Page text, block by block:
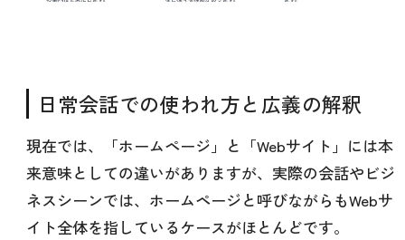
日常会話での使われ方と広義の解釈
現在では、「ホームページ」と「Webサイト」には本
来意味としての違いがありますが、実際の会話やビジ
ネスシーンでは、ホームページと呼びながらもWebサ
イト全体を指しているケースがほとんどです。